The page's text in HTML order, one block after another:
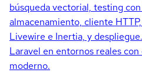
búsqueda vectorial, testing
almacenamiento, cliente
Livewire e Inertia, y
Laravel en entornos reales
moderno.